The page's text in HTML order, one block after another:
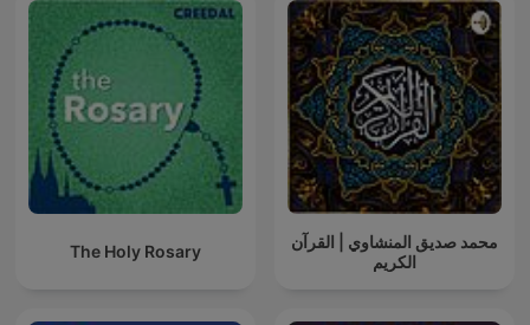
The Holy Rosary
محمد صديق المنشاوي | القرآن
الكريم